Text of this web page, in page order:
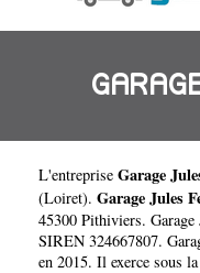
L'entreprise Garage
(Loiret). Garage Jules
45300 Pithiviers.
SIREN 324667807.
en 2015. Il exerce sous